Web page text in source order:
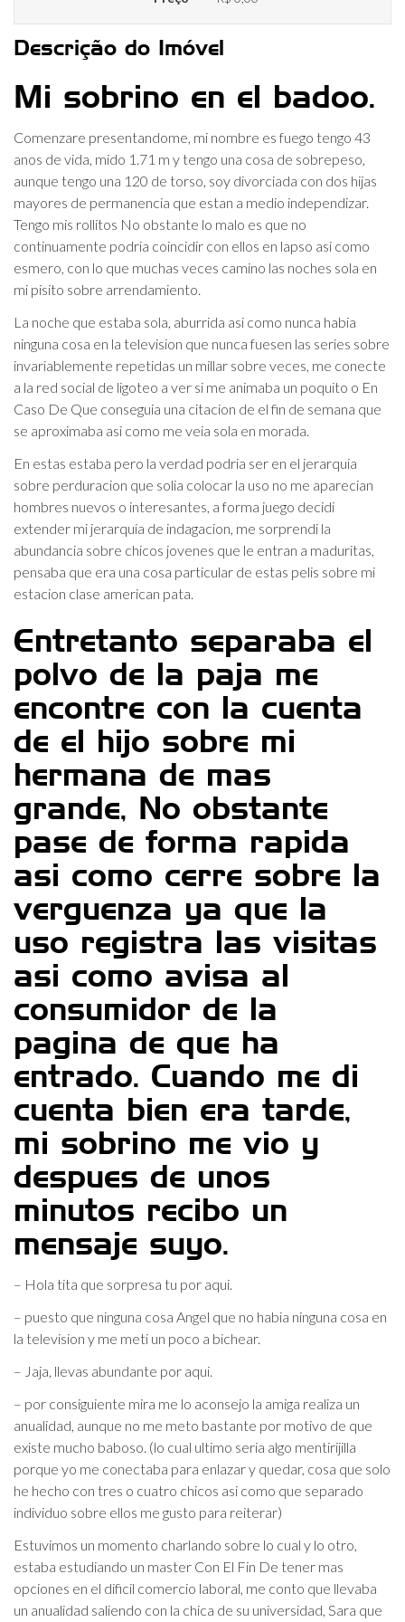
Descrição do Imóvel
Mi sobrino en el badoo.
Comenzare presentandome, mi nombre es fuego tengo 43
anos de vida, mido 1.71 m y tengo una cosa de sobrepeso,
aunque tengo una 120 de torso, soy divorciada con dos hijas
mayores de permanencia que estan a medio independizar.
Tengo mis rollitos No obstante lo malo es que no
continuamente podria coincidir con ellos en lapso asi­ como
esmero, con lo que muchas veces camino las noches sola en
mi pisito sobre arrendamiento.
La noche que estaba sola, aburrida asi­ como nunca habia
ninguna cosa en la television que nunca fuesen las series sobre
invariablemente repetidas un millar sobre veces, me conecte
a la red social de ligoteo a ver si me animaba un poquito o En
Caso De Que conseguia una citacion de el fin de semana que
se aproximaba asi­ como me veia sola en morada.
En estas estaba pero la verdad podri­a ser en el jerarqui­a
sobre perduracion que solia colocar la uso no me aparecian
hombres nuevos o interesantes, a forma juego decidi
extender mi jerarqui­a de indagacion, me sorprendi la
abundancia sobre chicos jovenes que le entran a maduritas,
pensaba que era una cosa particular de estas pelis sobre mi
estacion clase american pata.
Entretanto separaba el
polvo de la paja me
encontre con la cuenta
de el hijo sobre mi
hermana de mas
grande, No obstante
pase de forma rapida
asi­ como cerre sobre la
verguenza ya que la
uso registra las visitas
asi­ como avisa al
consumidor de la
pagina de que ha
entrado. Cuando me di
cuenta bien era tarde,
mi sobrino me vio y
despues de unos
minutos recibo un
mensaje suyo.
– Hola tita que sorpresa tu por aqui.
– puesto que ninguna cosa Angel que no habia ninguna cosa en
la television y me meti un poco a bichear.
– Jaja, llevas abundante por aqui.
– por consiguiente mira me lo aconsejo la amiga realiza un
anualidad, aunque no me meto bastante por motivo de que
existe mucho baboso. (lo cual ultimo seri­a algo mentirijilla
porque yo me conectaba para enlazar y quedar, cosa que solo
he hecho con tres o cuatro chicos asi­ como que separado
individuo sobre ellos me gusto para reiterar)
Estuvimos un momento charlando sobre lo cual y lo otro,
estaba estudiando un master Con El Fin De tener mas
opciones en el dificil comercio laboral, me conto que llevaba
un anualidad saliendo con la chica de su universidad, Sara que